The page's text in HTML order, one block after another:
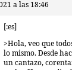
a las 18:46
[:es]
>Hola, veo que
lo mismo. Desde
un cantazo,